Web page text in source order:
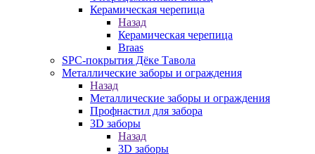
Керамическая черепица
Назад
Керамическая черепица
Braas
SPC-покрытия Дёке Тавола
Металлические заборы и ограждения
Назад
Металлические заборы и ограждения
Профнастил для забора
3D заборы
Назад
3D заборы